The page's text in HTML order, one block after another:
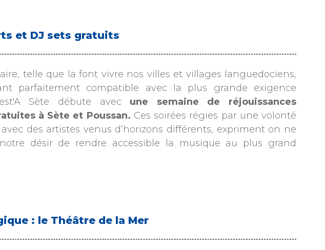
et DJ sets gratuits
telle que la font vivre nos villes et villages languedociens,
parfaitement compatible avec la plus grande exigence
Sète débute avec une semaine de réjouissances
à Sète et Poussan. Ces soirées régies par une volonté
avec des artistes venus d’horizons différents, expriment on ne
désir de rendre accessible la musique au plus grand
: le Théâtre de la Mer